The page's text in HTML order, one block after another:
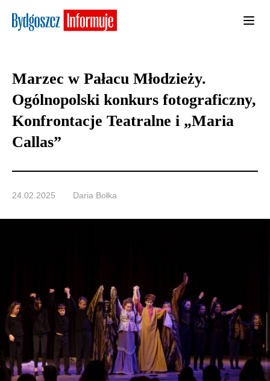
Marzec w Pałacu Młodzieży.
Ogólnopolski konkurs fotograficzny,
Konfrontacje Teatralne i „Maria
Callas”
24.02.2025 Daria Bołka